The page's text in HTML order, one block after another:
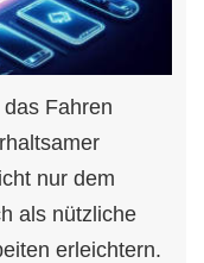
Fahren
nur dem
als nützliche
erleichtern.